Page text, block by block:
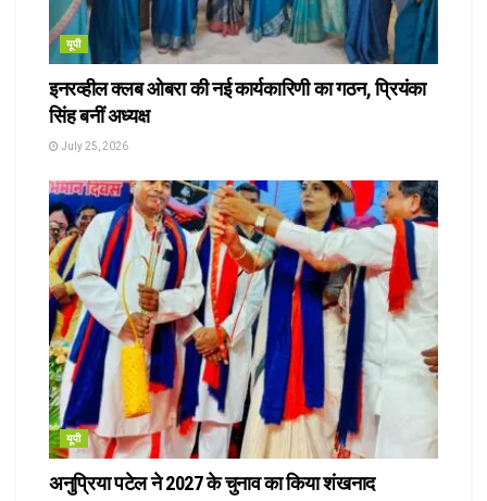
यूपी
इनरव्हील क्लब ओबरा की नई कार्यकारिणी का गठन, प्रियंका
सिंह बनीं अध्यक्ष
July 25, 2026
यूपी
अनुप्रिया पटेल ने 2027 के चुनाव का किया शंखनाद